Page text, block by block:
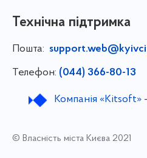
Технічна підтримка
Пошта:
Телефон: (044) 366-80-13
Компанія «Kitsoft»
© Власність міста Києва 2021